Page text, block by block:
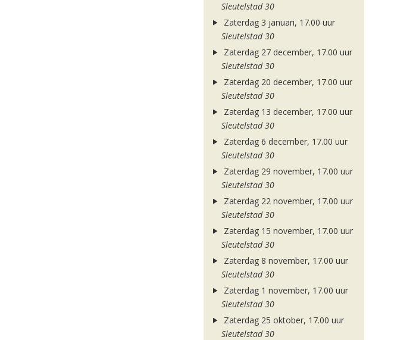
Sleutelstad 30
Zaterdag 3 januari, 17.00 uur
Sleutelstad 30
Zaterdag 27 december, 17.00 uur
Sleutelstad 30
Zaterdag 20 december, 17.00 uur
Sleutelstad 30
Zaterdag 13 december, 17.00 uur
Sleutelstad 30
Zaterdag 6 december, 17.00 uur
Sleutelstad 30
Zaterdag 29 november, 17.00 uur
Sleutelstad 30
Zaterdag 22 november, 17.00 uur
Sleutelstad 30
Zaterdag 15 november, 17.00 uur
Sleutelstad 30
Zaterdag 8 november, 17.00 uur
Sleutelstad 30
Zaterdag 1 november, 17.00 uur
Sleutelstad 30
Zaterdag 25 oktober, 17.00 uur
Sleutelstad 30